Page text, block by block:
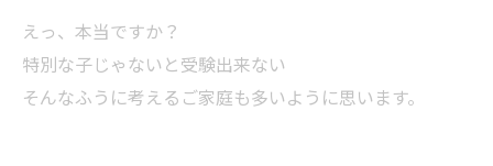
えっ、本当ですか？
特別な子じゃないと受験出来ない
そんなふうに考えるご家庭も多いように思います。